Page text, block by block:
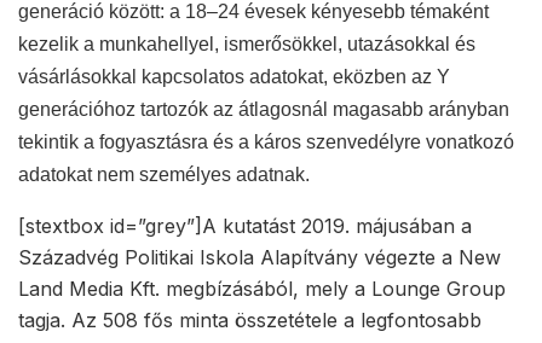
generáció között: a 18–24 évesek kényesebb témaként
kezelik a munkahellyel, ismerősökkel, utazásokkal és
vásárlásokkal kapcsolatos adatokat, eközben az Y
generációhoz tartozók az átlagosnál magasabb arányban
tekintik a fogyasztásra és a káros szenvedélyre vonatkozó
adatokat nem személyes adatnak.
[stextbox id=”grey”]A kutatást 2019. májusában a
Századvég Politikai Iskola Alapítvány végezte a New
Land Media Kft. megbízásából, mely a Lounge Group
tagja. Az 508 fős minta összetétele a legfontosabb